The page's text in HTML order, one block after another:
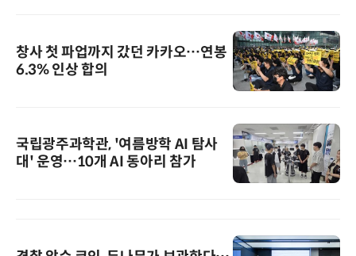
창사 첫 파업까지 갔던 카카오…연봉
6.3% 인상 합의
국립광주과학관, '여름방학 AI 탐사
대' 운영…10개 AI 동아리 참가